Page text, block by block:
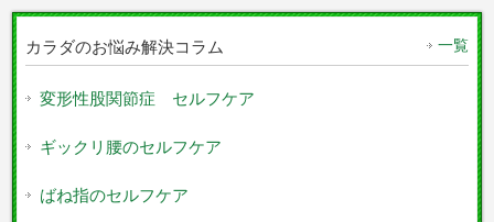
カラダのお悩み解決コラム 一覧
変形性股関節症 セルフケア
ギックリ腰のセルフケア
ばね指のセルフケア